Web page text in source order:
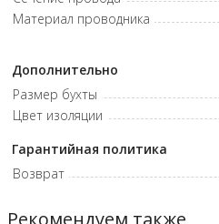
Материал проводника
Дополнительно
Размер бухты
Цвет изоляции
Гарантийная политика
Возврат
Рекомендуем также